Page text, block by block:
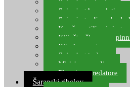
Spinning setovi
Spinning kompleti
Spinning udice,
Kopče, vrtilice i
Kliješta, škare za
Ribolov pastrve
Spinning torbe
Mirisi za varalice
Plovci za predatore
Šaranski ribolov